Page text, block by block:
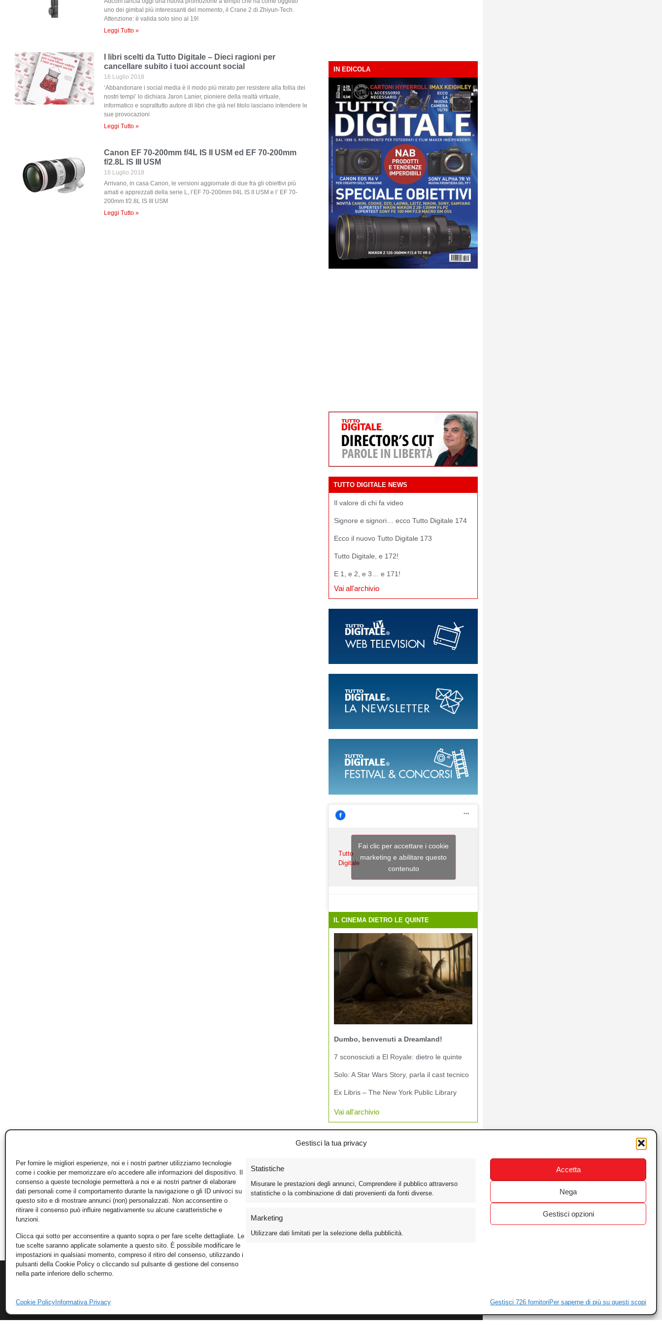
Gestisci la tua privacy
Per fornire le migliori esperienze, noi e i nostri partner utilizziamo tecnologie
come i cookie per memorizzare e/o accedere alle informazioni del dispositivo. Il
consenso a queste tecnologie permetterà a noi e ai nostri partner di elaborare
dati personali come il comportamento durante la navigazione o gli ID univoci su
questo sito e di mostrare annunci (non) personalizzati. Non acconsentire o
ritirare il consenso può influire negativamente su alcune caratteristiche e
funzioni.
Clicca qui sotto per acconsentire a quanto sopra o per fare scelte dettagliate. Le
tue scelte saranno applicate solamente a questo sito. È possibile modificare le
impostazioni in qualsiasi momento, compreso il ritiro del consenso, utilizzando i
pulsanti della Cookie Policy o cliccando sul pulsante di gestione del consenso
nella parte inferiore dello schermo.
Statistiche
Misurare le prestazioni degli annunci, Comprendere il pubblico attraverso
statistiche o la combinazione di dati provenienti da fonti diverse.
Marketing
Utilizzare dati limitati per la selezione della pubblicità.
Gestisci 726 fornitori Per saperne di più su questi scopi
Accetta
Nega
Gestisci opzioni
Cookie Policy Informativa Privacy
uno dei gimbal più interessanti del momento, il Crane 2 di Zhiyun-Tech.
Attenzione: è valida solo sino al 19!
Leggi Tutto »
I libri scelti da Tutto Digitale – Dieci ragioni per
cancellare subito i tuoi account social
16 Luglio 2018
‘Abbandonare i social media è il modo più mirato per resistere alla follia dei
nostri tempi’ lo dichiara Jaron Lanier, pioniere della realtà virtuale,
informatico e soprattutto autore di libri che già nel titolo lasciano intendere le
sue provocazioni
Leggi Tutto »
Canon EF 70-200mm f/4L IS II USM ed EF 70-200mm
f/2.8L IS III USM
16 Luglio 2018
Arrivano, in casa Canon, le versioni aggiornate di due fra gli obiettivi più
amati e apprezzati della serie L, l’EF 70-200mm f/4L IS II USM e l’ EF 70-
200mm f/2.8L IS III USM
Leggi Tutto »
IN EDICOLA
TUTTO DIGITALE NEWS
Il valore di chi fa video
Signore e signori… ecco Tutto Digitale 174
Ecco il nuovo Tutto Digitale 173
Tutto Digitale, e 172!
E 1, e 2, e 3… e 171!
Vai all'archivio
Tutto
Digitale
Fai clic per accettare i cookie
marketing e abilitare questo
contenuto
IL CINEMA DIETRO LE QUINTE
Dumbo, benvenuti a Dreamland!
7 sconosciuti a El Royale: dietro le quinte
Solo: A Star Wars Story, parla il cast tecnico
Ex Libris – The New York Public Library
Vai all'archivio